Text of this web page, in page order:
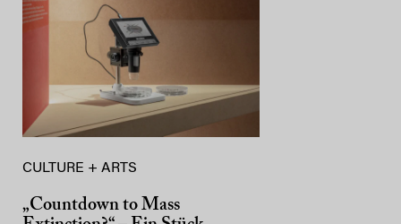
CULTURE + ARTS
„Countdown to Mass